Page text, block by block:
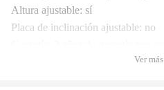
Altura ajustable: sí
Placa de inclinación ajustable: no
Ver más